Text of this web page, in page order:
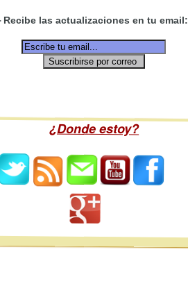
las actualizaciones en tu email:
¿Donde estoy?